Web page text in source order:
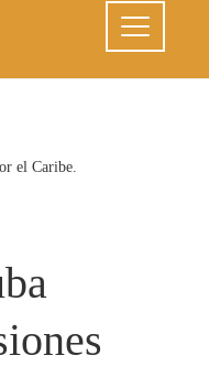
el Caribe.